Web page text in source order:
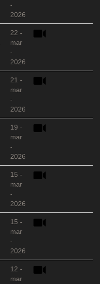
-
2026
22 -
mar
-
2026
21 -
mar
-
2026
19 -
mar
-
2026
15 -
mar
-
2026
15 -
mar
-
2026
12 -
mar